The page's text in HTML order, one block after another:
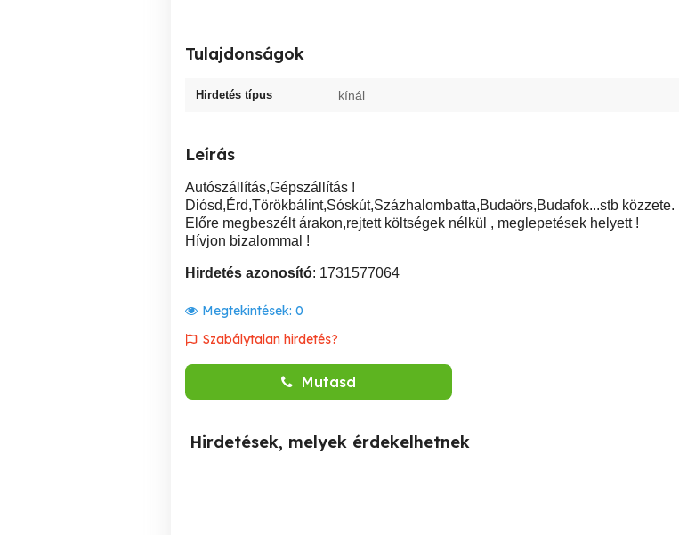
Tulajdonságok
Hirdetés típus kínál
Leírás
Autószállítás,Gépszállítás !
Diósd,Érd,Törökbálint,Sóskút,Százhalombatta,Budaörs,Budafok...stb közzete.
Előre megbeszélt árakon,rejtett költségek nélkül , meglepetések helyett !
Hívjon bizalommal !
Hirdetés azonosító: 1731577064
Megtekintések: 0
Szabálytalan hirdetés?
Mutasd
Hirdetések, melyek érdekelhetnek